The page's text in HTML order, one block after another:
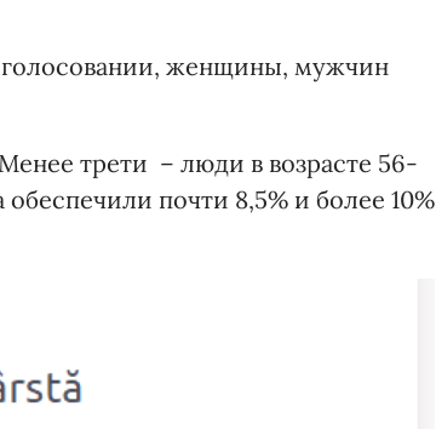
голосовании, женщины, мужчин
трети – люди в возрасте 56-
обеспечили почти 8,5% и более 10%